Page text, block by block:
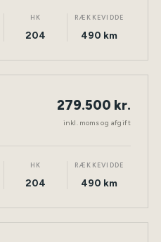
HK
204
RÆKKEVIDDE
490 km
ELEKTRISK TØNDER
279.500 kr.
inkl. moms og afgift
HK
204
RÆKKEVIDDE
490 km